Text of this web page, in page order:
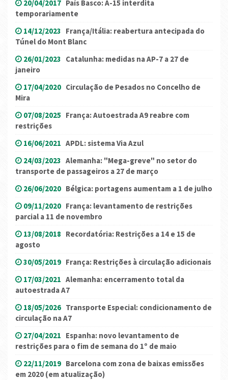
20/04/2017 País Basco: A-15 interdita
temporariamente
14/12/2023 França/Itália: reabertura antecipada do
Túnel do Mont Blanc
26/01/2023 Catalunha: medidas na AP-7 a 27 de
janeiro
17/04/2020 Circulação de Pesados no Concelho de
Mira
07/08/2025 França: Autoestrada A9 reabre com
restrições
16/06/2021 APDL: sistema Via Azul
24/03/2023 Alemanha: "Mega-greve" no setor do
transporte de passageiros a 27 de março
26/06/2020 Bélgica: portagens aumentam a 1 de julho
09/11/2020 França: levantamento de restrições
parcial a 11 de novembro
13/08/2018 Recordatória: Restrições a 14 e 15 de
agosto
30/05/2019 França: Restrições à circulação adicionais
17/03/2021 Alemanha: encerramento total da
autoestrada A7
18/05/2026 Transporte Especial: condicionamento de
circulação na A7
27/04/2021 Espanha: novo levantamento de
restrições para o fim de semana do 1º de maio
22/11/2019 Barcelona com zona de baixas emissões
em 2020 (em atualização)